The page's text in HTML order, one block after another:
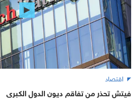
اقتصاد
فيتش تحذر من تفاقم ديون الدول الكبرى